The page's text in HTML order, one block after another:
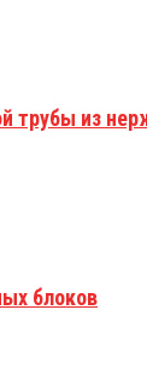
трубы из
блоков